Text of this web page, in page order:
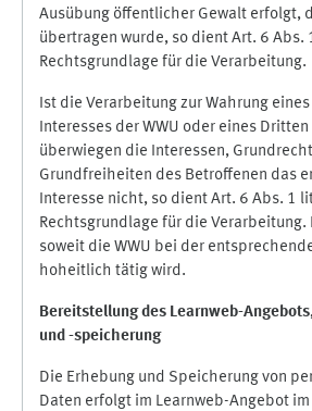
Ausübung öffentlicher Gewalt erfolgt,
übertragen wurde, so dient Art. 6 Abs.
Rechtsgrundlage für die Verarbeitung.
Ist die Verarbeitung zur Wahrung
Interesses der WWU oder eines
überwiegen die Interessen,
Grundfreiheiten des Betroffenen das
Interesse nicht, so dient Art. 6 Abs. 1
Rechtsgrundlage für die
soweit die WWU bei der
hoheitlich tätig wird.
Bereitstellung des Learnweb-
und -speicherung
Die Erhebung und Speicherung von
Daten erfolgt im Learnweb-Angebot